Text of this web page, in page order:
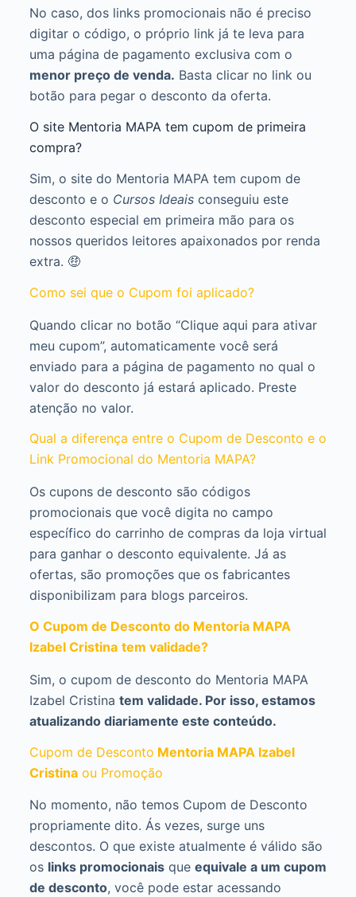
No caso, dos links promocionais não é preciso
digitar o código, o próprio link já te leva para
uma página de pagamento exclusiva com o
menor preço de venda. Basta clicar no link ou
botão para pegar o desconto da oferta.
O site Mentoria MAPA tem cupom de primeira
compra?
Sim, o site do Mentoria MAPA tem cupom de
desconto e o Cursos Ideaisconseguiu este
desconto especial em primeira mão para os
nossos queridos leitores apaixonados por renda
extra. 🤑
Como sei que o Cupom foi aplicado?
Quando clicar no botão “Clique aqui para ativar
meu cupom”, automaticamente você será
enviado para a página de pagamento no qual o
valor do desconto já estará aplicado. Preste
atenção no valor.
Qual a diferença entre o Cupom de Desconto e o
Link Promocional do Mentoria MAPA?
Os cupons de desconto são códigos
promocionais que você digita no campo
específico do carrinho de compras da loja virtual
para ganhar o desconto equivalente. Já as
ofertas, são promoções que os fabricantes
disponibilizam para blogs parceiros.
O Cupom de Desconto do Mentoria MAPA
Izabel Cristina tem validade?
Sim, o cupom de desconto do Mentoria MAPA
Izabel Cristina tem validade. Por isso, estamos
atualizando diariamente este conteúdo.
Cupom de Desconto Mentoria MAPA Izabel
Cristina ou Promoção
No momento, não temos Cupom de Desconto
propriamente dito. Ás vezes, surge uns
descontos. O que existe atualmente é válido são
os links promocionaisque equivale a um cupom
de desconto, você pode estar acessando